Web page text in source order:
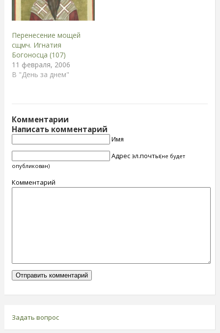
декабря
(Рождественский пост)
(Четвероевангелие)
Свящ. К. Польсков 2010
год Январь 25 (пон.) - 29
(пятн.) января…
Перенесение мощей
сщмч. Игнатия
Богоносца (107)
11 февраля, 2006
В "День за днем"
Комментарии
Написать комментарий
Имя
Адрес эл.почты(не будет
опубликован)
Комментарий
Задать вопрос